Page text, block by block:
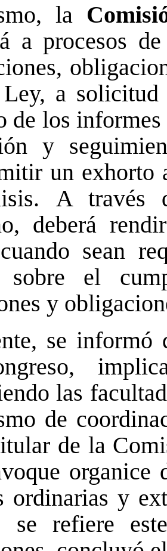
la
a procesos
a
de los
y
un exhorto
A través
deberá
sean
sobre el
y
se
las
de
de la
organice
ordinarias y
se refiere